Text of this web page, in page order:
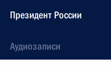
Президент России
Аудиозаписи